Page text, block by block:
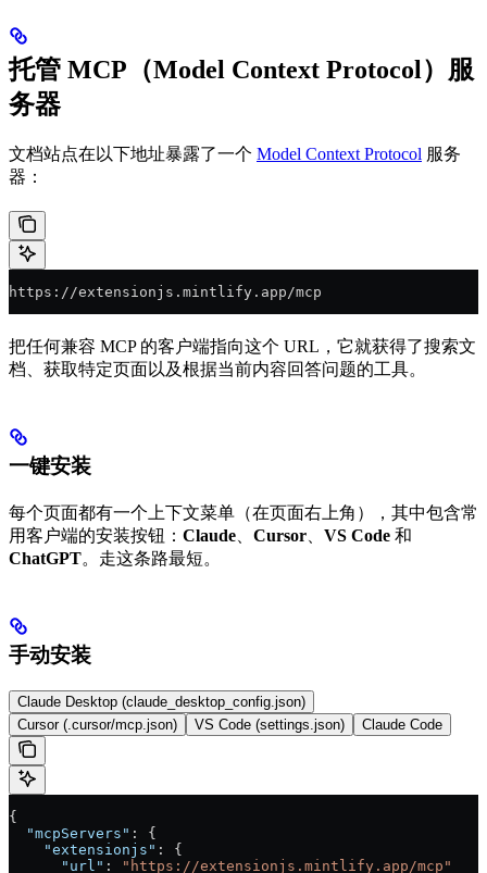
托管 MCP（Model Context Protocol）服
务器
文档站点在以下地址暴露了一个 Model Context Protocol 服务
器：
https://extensionjs.mintlify.app/mcp
把任何兼容 MCP 的客户端指向这个 URL，它就获得了搜索文
档、获取特定页面以及根据当前内容回答问题的工具。
一键安装
每个页面都有一个上下文菜单（在页面右上角），其中包含常
用客户端的安装按钮： Claude Cursor VS Code 和
ChatGPT。走这条路最短。
手动安装
Claude Desktop (claude_desktop_config.json)
Cursor (.cursor/mcp.json)
VS Code (settings.json) Claude Code
{
  "mcpServers"
: {
    "extensionjs"
: {
      "url"
: "https://extensionjs.mintlify.app/mcp"